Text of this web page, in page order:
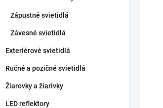
Zápustné svietidlá
Závesné svietidlá
Exteriérové svietidlá
Ručné a pozičné svietidlá
Žiarovky a žiarivky
LED reflektory